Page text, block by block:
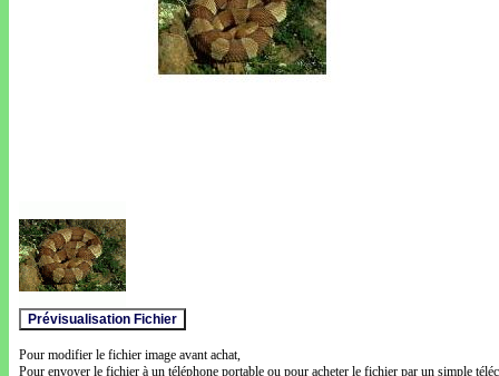
Pour modifier le fichier image avant achat,
Pour envoyer le fichier à un téléphone portable ou pour acheter le fichier par un simple